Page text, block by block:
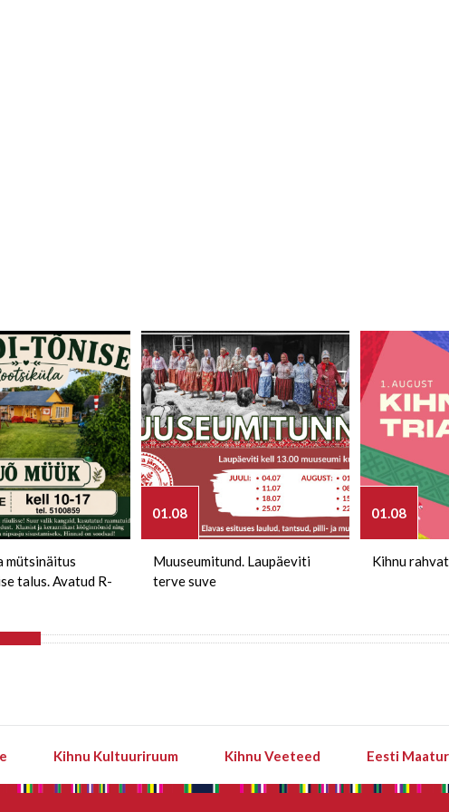
mütsinäitus
talus. Avatud R-
01.08
Muuseumitund. Laupäeviti
terve suve
01.08
Kihnu
Kihnu Kultuuriruum Kihnu Veeteed Eesti